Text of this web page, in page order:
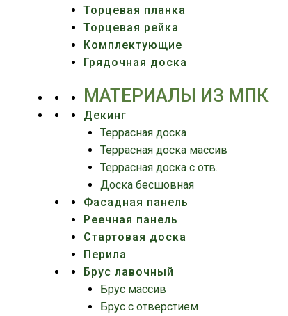
Торцевая планка
Торцевая рейка
Комплектующие
Грядочная доска
МАТЕРИАЛЫ ИЗ МПК
Декинг
Террасная доска
Террасная доска массив
Террасная доска c отв.
Доска бесшовная
Фасадная панель
Реечная панель
Стартовая доска
Перила
Брус лавочный
Брус массив
Брус с отверстием